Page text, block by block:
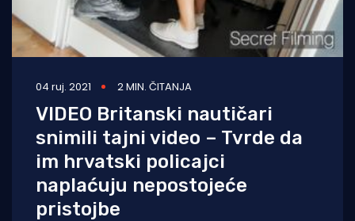
04 ruj. 2021 2 MIN. ČITANJA
VIDEO Britanski nautičari
snimili tajni video – Tvrde da
im hrvatski policajci
naplaćuju nepostojeće
pristojbe